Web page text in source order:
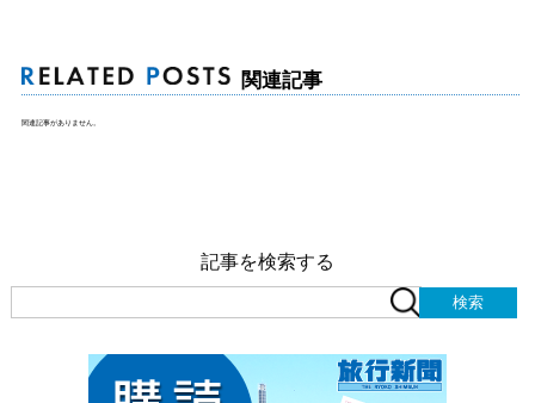
関連記事
関連記事がありません。
記事を検索する